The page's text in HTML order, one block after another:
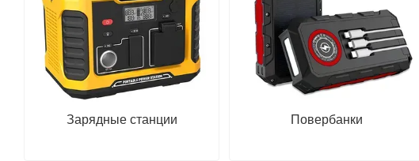
Зарядные станции Повербанки